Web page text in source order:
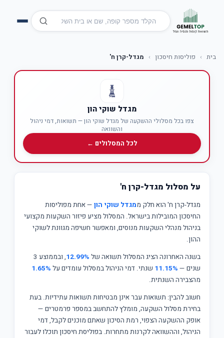
בית › פוליסות חיסכון › מגדל-קרן ח'
מגדל שוקי הון
צפו בכל מסלולי ההשקעה של מגדל שוקי הון — תשואות, דמי ניהול
והשוואה
לכל המסלולים ←
על מסלול מגדל-קרן ח'
מגדל-קרן ח' הוא חלק ממגדל שוקי הון — אחת מפוליסות
החיסכון המובילות בישראל. המסלול מציע פיזור השקעות מקצועי
בניהול מנהלי השקעות מנוסים, ומאפשר חשיפה מגוונת לשוקי
ההון.
בשנה האחרונה הציג המסלול תשואה של 12.99%
, ובממוצע 3
שנים — 11.15% שנתי. דמי הניהול במסלול עומדים על 1.65%
מהצבירה השנתית.
חשוב להבין: תשואות עבר אינן מבטיחות תשואות עתידיות. בעת
בחירת מסלול השקעה, מומלץ להתחשב במספר פרמטרים —
אופק ההשקעה הצפוי, רמת הסיכון שאתם מוכנים לקבל, דמי
הניהול, וההשוואה לקרנות מתחרות. בפוליסת חיסכון תוכלו לעבור